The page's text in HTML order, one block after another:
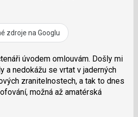
e
k
c
zdroje na Googlu
úvodem omlouvám. Došly mi
a nedokážu se vrtat v jaderných
zranitelnostech, a tak to dnes
možná až amatérská